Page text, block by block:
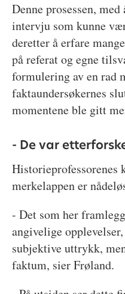
Denne prosessen,
intervju som kunne
deretter å erfare
på referat og egne
formulering av en rad
faktaundersøkernes
momentene ble gitt
- De var
Historieprofessorenes
merkelappen er
- Det som her
angivelige
subjektive uttrykk,
faktum, sier Frøland.